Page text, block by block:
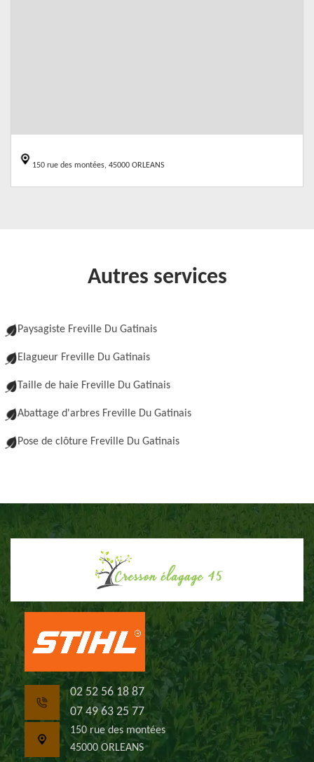
150 rue des montées, 45000 ORLEANS
Autres services
Paysagiste Freville Du Gatinais
Elagueur Freville Du Gatinais
Taille de haie Freville Du Gatinais
Abattage d'arbres Freville Du Gatinais
Pose de clôture Freville Du Gatinais
02 52 56 18 87
07 49 63 25 77
150 rue des montées
45000 ORLEANS